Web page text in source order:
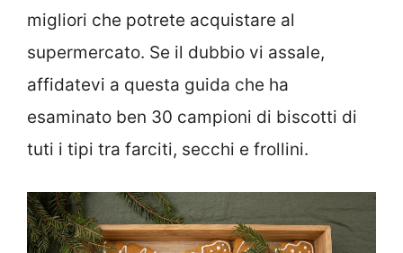
migliori che potrete acquistare al
supermercato. Se il dubbio vi assale,
affidatevi a questa guida che ha
esaminato ben 30 campioni di biscotti di
tuti i tipi tra farciti, secchi e frollini.